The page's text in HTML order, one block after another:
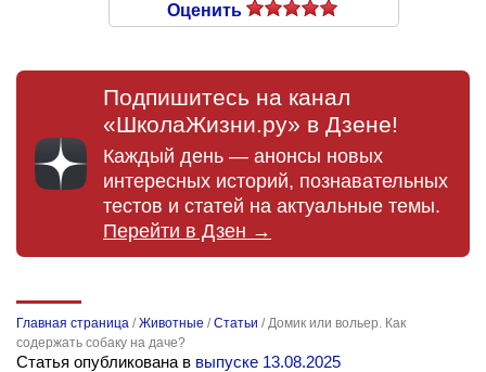
Оценить
Подпишитесь на канал
«ШколаЖизни.ру» в Дзене!
Каждый день — анонсы новых
интересных историй, познавательных
тестов и статей на актуальные темы.
Перейти в Дзен →
Главная страница /Животные /Статьи / Домик или вольер. Как
содержать собаку на даче?
Статья опубликована в выпуске 13.08.2025